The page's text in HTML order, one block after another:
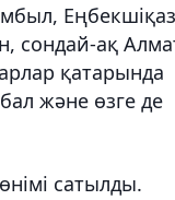
сондай-ақ
қатарында
және өзге де
сатылды.